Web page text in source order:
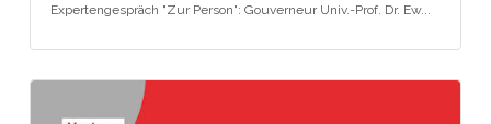
Expertengespräch "Zur Person": Gouverneur Univ.-Prof. Dr. Ew...